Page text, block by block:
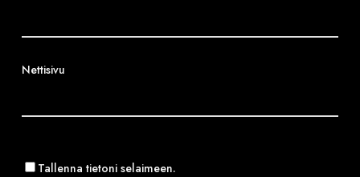
Nettisivu
Tallenna tietoni selaimeen.